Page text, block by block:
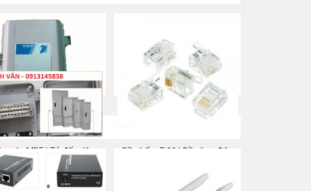
cáp MDF/ Tủ đấu dây
điện thoại
Mua ngay
Đầu bấm Rj11/ Đầu line điện
Mua ngay